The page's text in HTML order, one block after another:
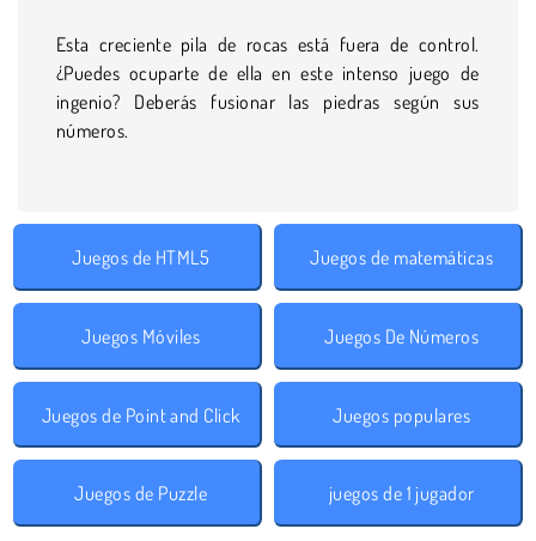
Esta creciente pila de rocas está fuera de control.
¿Puedes ocuparte de ella en este intenso juego de
ingenio? Deberás fusionar las piedras según sus
números.
Juegos de HTML5 Juegos de matemáticas
Juegos Móviles Juegos De Números
Juegos de Point and Click Juegos populares
Juegos de Puzzle juegos de 1 jugador